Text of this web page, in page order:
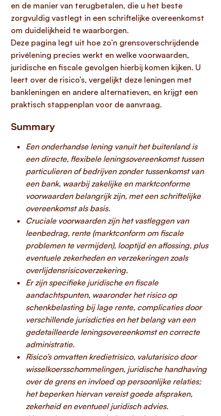
en de manier van terugbetalen, die u het beste
zorgvuldig vastlegt in een schriftelijke overeenkomst
om duidelijkheid te waarborgen.
Deze pagina legt uit hoe zo’n grensoverschrijdende
privélening precies werkt en welke voorwaarden,
juridische en fiscale gevolgen hierbij komen kijken. U
leert over de risico’s, vergelijkt deze leningen met
bankleningen en andere alternatieven, en krijgt een
praktisch stappenplan voor de aanvraag.
Summary
Een onderhandse lening vanuit het buitenland is
een directe, flexibele leningsovereenkomst tussen
particulieren of bedrijven zonder tussenkomst van
een bank, waarbij zakelijke en marktconforme
voorwaarden belangrijk zijn, met een schriftelijke
overeenkomst als basis.
Cruciale voorwaarden zijn het vastleggen van
leenbedrag, rente (marktconform om fiscale
problemen te vermijden), looptijd en aflossing, plus
eventuele zekerheden en verzekeringen zoals
overlijdensrisicoverzekering.
Er zijn specifieke juridische en fiscale
aandachtspunten, waaronder het risico op
schenkbelasting bij lage rente, complicaties door
verschillende jurisdicties en het belang van een
gedetailleerde leningsovereenkomst en correcte
administratie.
Risico’s omvatten kredietrisico, valutarisico door
wisselkoersschommelingen, juridische handhaving
over de grens en invloed op persoonlijke relaties;
het beperken hiervan vereist goede afspraken,
zekerheid en eventueel juridisch advies.